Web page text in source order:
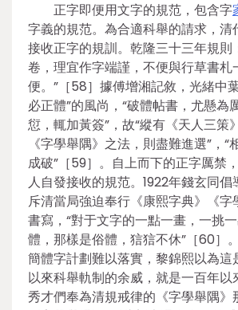
正字即便用文字的規范，包含字
字義的規范。為合適科舉的請求，清
接收正字的規訓。乾隆三十三年規則
卷，理宜作字端謹，不便與行草書札
便。”［58］據傅增湘記敘，光緒中
必正體”的風尚，“破體帖書，尤懸為
愆，輒加黃簽”，故“縱有《天人三策
《字學舉隅》之法，則盡難進選”，“
成破”［59］。自上而下的正字厲禁
人自發接收的規范。1922年錢玄同
斥清當局強迫奉行《康熙字典》《字
書寫，“對于文字的一點一畫，一挑
體，那樣是俗體，狺狺不休”［60］
簡體字計劃難以落實，黎錦熙以為這
以來科舉軌制的余威，就是一百年以
秀才們奉為清規戒律的《字學舉隅》